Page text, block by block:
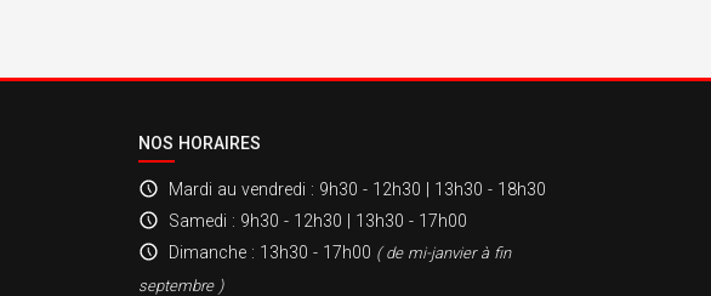
NOS HORAIRES
Mardi au vendredi : 9h30 - 12h30 | 13h30 - 18h30
Samedi : 9h30 - 12h30 | 13h30 - 17h00
Dimanche : 13h30 - 17h00 ( de mi-janvier à fin
septembre )